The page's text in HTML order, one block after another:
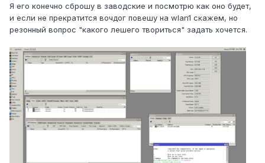
Я его конечно сброшу в заводские и посмотрю как оно будет,
и если не прекратится вочдог повешу на wlan1 скажем, но
резонный вопрос "какого лешего твориться" задать хочется.